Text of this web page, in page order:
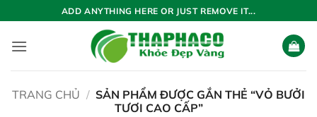
qua
nội
ADD ANYTHING HERE OR JUST REMOVE IT...
TRANG CHỦ / SẢN PHẨM ĐƯỢC GẮN THẺ “VỎ BƯỞI
TƯƠI CAO CẤP”